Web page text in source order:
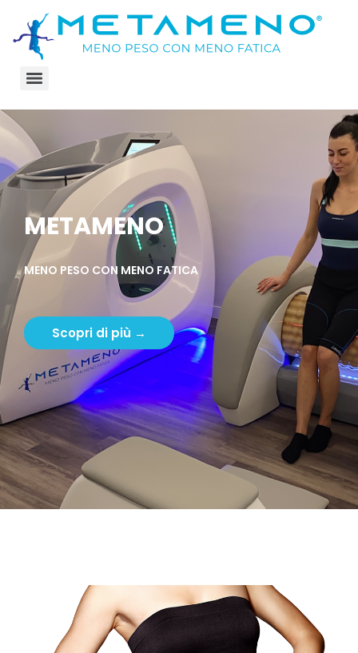
METAMENO
MENO PESO CON MENO FATICA
Scopri di più →